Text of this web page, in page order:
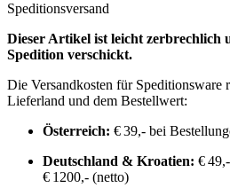
Speditionsversand
Dieser Artikel ist leicht zerbrechlich
Spedition verschickt.
Die Versandkosten für Speditionsware
Lieferland und dem Bestellwert:
Österreich: € 39,- bei
Deutschland & Kroatien: €
€ 1200,- (netto)